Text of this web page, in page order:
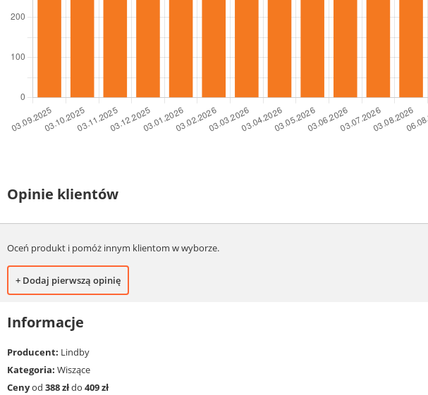
Opinie klientów
Oceń produkt i pomóż innym klientom w wyborze.
+ Dodaj pierwszą opinię
Informacje
Producent: Lindby
Kategoria: Wiszące
Cenyod 388 złdo 409 zł